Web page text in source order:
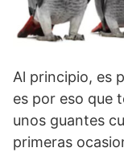
Al principio, es
es por eso que
unos guantes
primeras